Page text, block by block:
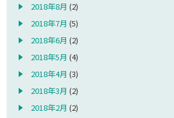
2018年8月 (2)
2018年7月 (5)
2018年6月 (2)
2018年5月 (4)
2018年4月 (3)
2018年3月 (2)
2018年2月 (2)